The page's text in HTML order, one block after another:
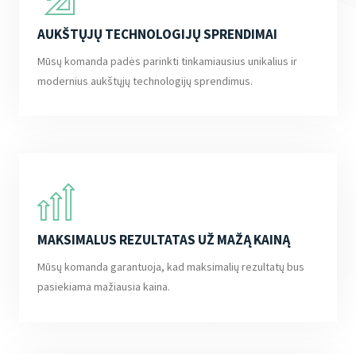
AUKŠTŲJŲ TECHNOLOGIJŲ SPRENDIMAI
Mūsų komanda padės parinkti tinkamiausius unikalius ir
modernius aukštųjų technologijų sprendimus.
MAKSIMALUS REZULTATAS UŽ MAŽĄ KAINĄ
Mūsų komanda garantuoja, kad maksimalių rezultatų bus
pasiekiama mažiausia kaina.